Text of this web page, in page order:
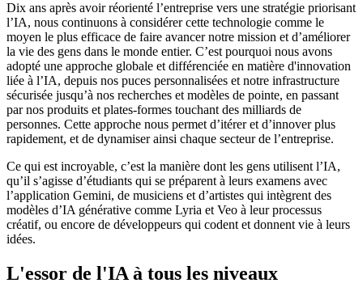
Dix ans après avoir réorienté l’entreprise vers une stratégie priorisant
l’IA, nous continuons à considérer cette technologie comme le
moyen le plus efficace de faire avancer notre mission et d’améliorer
la vie des gens dans le monde entier. C’est pourquoi nous avons
adopté une approche globale et différenciée en matière d'innovation
liée à l’IA, depuis nos puces personnalisées et notre infrastructure
sécurisée jusqu’à nos recherches et modèles de pointe, en passant
par nos produits et plates-formes touchant des milliards de
personnes. Cette approche nous permet d’itérer et d’innover plus
rapidement, et de dynamiser ainsi chaque secteur de l’entreprise.
Ce qui est incroyable, c’est la manière dont les gens utilisent l’IA,
qu’il s’agisse d’étudiants qui se préparent à leurs examens avec
l’application Gemini, de musiciens et d’artistes qui intègrent des
modèles d’IA générative comme Lyria et Veo à leur processus
créatif, ou encore de développeurs qui codent et donnent vie à leurs
idées.
L'essor de l'IA à tous les niveaux